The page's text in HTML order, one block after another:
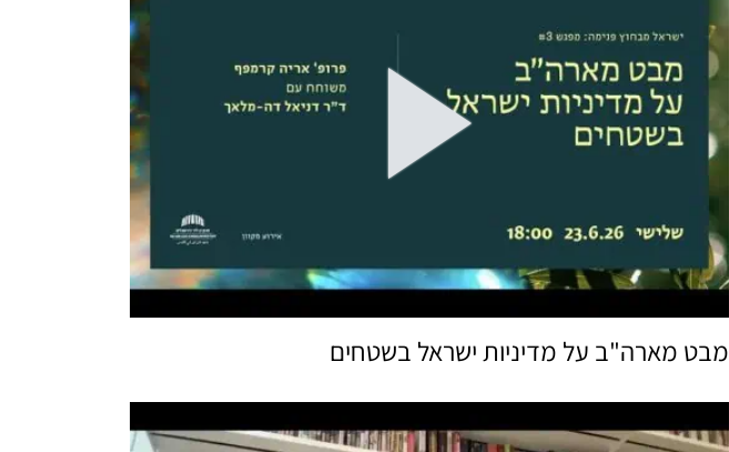
מבט מארה"ב על מדיניות ישראל בשטחים